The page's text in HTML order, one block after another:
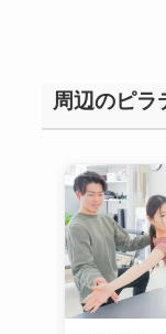
周辺のピラ